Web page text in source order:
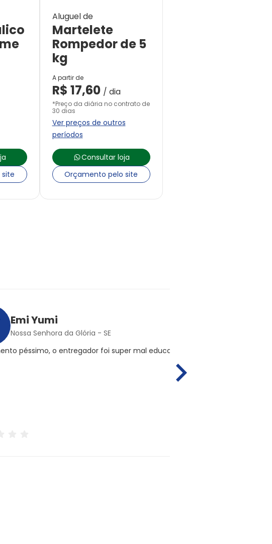
Aluguel de
Martelete
Rompedor de 5
kg
A partir de
R$ 17,60 / dia
*Preço da diária no contrato de
30 dias
Ver preços de outros
períodos
Consultar loja
Orçamento pelo site
Emi Yumi
Nossa Senhora da Glória - SE
péssimo, o entregador foi super mal educado